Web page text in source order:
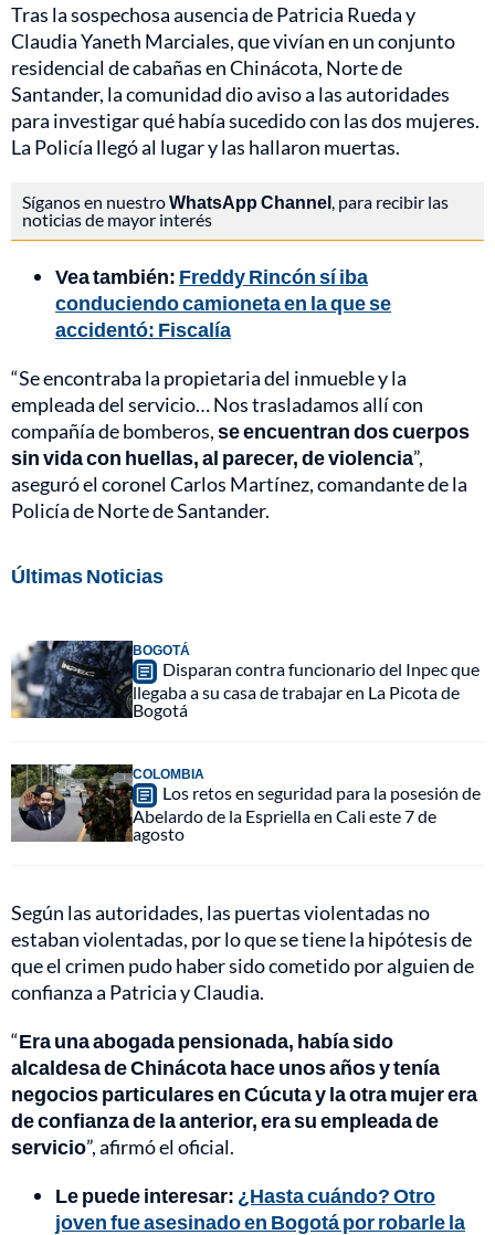
Tras la sospechosa ausencia de Patricia Rueda y
Claudia Yaneth Marciales, que vivían en un conjunto
residencial de cabañas en Chinácota, Norte de
Santander, la comunidad dio aviso a las autoridades
para investigar qué había sucedido con las dos mujeres.
La Policía llegó al lugar y las hallaron muertas.
Síganos en nuestroWhatsApp Channel , para recibir las
noticias de mayor interés
Vea también: Freddy Rincón sí iba
conduciendo camioneta en la que se
accidentó: Fiscalía
“Se encontraba la propietaria del inmueble y la
empleada del servicio… Nos trasladamos allí con
compañía de bomberos,se encuentran dos cuerpos
sin vida con huellas, al parecer, de violencia”,
aseguró el coronel Carlos Martínez, comandante de la
Policía de Norte de Santander.
Últimas Noticias
BOGOTÁ
Disparan contra funcionario del Inpec que
llegaba a su casa de trabajar en La Picota de
Bogotá
COLOMBIA
Los retos en seguridad para la posesión de
Abelardo de la Espriella en Cali este 7 de
agosto
Según las autoridades, las puertas violentadas no
estaban violentadas, por lo que se tiene la hipótesis de
que el crimen pudo haber sido cometido por alguien de
confianza a Patricia y Claudia.
“Era una abogada pensionada, había sido
alcaldesa de Chinácota hace unos años y tenía
negocios particulares en Cúcuta y la otra mujer era
de confianza de la anterior, era su empleada de
servicio”, afirmó el oficial.
Le puede interesar: ¿Hasta cuándo? Otro
joven fue asesinado en Bogotá por robarle la